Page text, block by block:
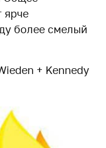
ярче
более смелый